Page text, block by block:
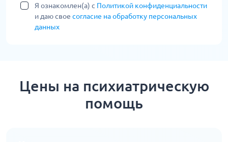
Я ознакомлен(а) с Политикой конфиденциальности
и даю свое согласие на обработку персональных
данных
Цены на психиатрическую
помощь